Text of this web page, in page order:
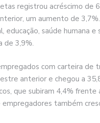
registrou acréscimo de
um aumento de
saúde humana e
de 3,9%.
com carteira de
anterior e chegou a
que subiram 4,4%
também